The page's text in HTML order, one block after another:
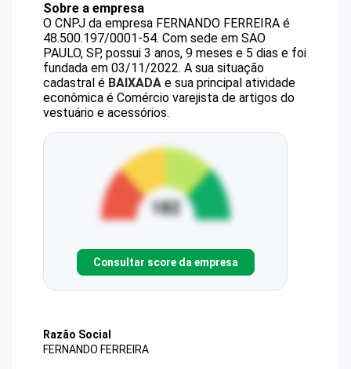
Sobre a empresa
O CNPJ da empresa FERNANDO FERREIRA é
48.500.197/0001-54. Com sede em SAO
PAULO, SP, possui 3 anos, 9 meses e 5 dias e foi
fundada em 03/11/2022. A sua situação
cadastral é BAIXADA e sua principal atividade
econômica é Comércio varejista de artigos do
vestuário e acessórios.
Consultar score da empresa
Razão Social
FERNANDO FERREIRA